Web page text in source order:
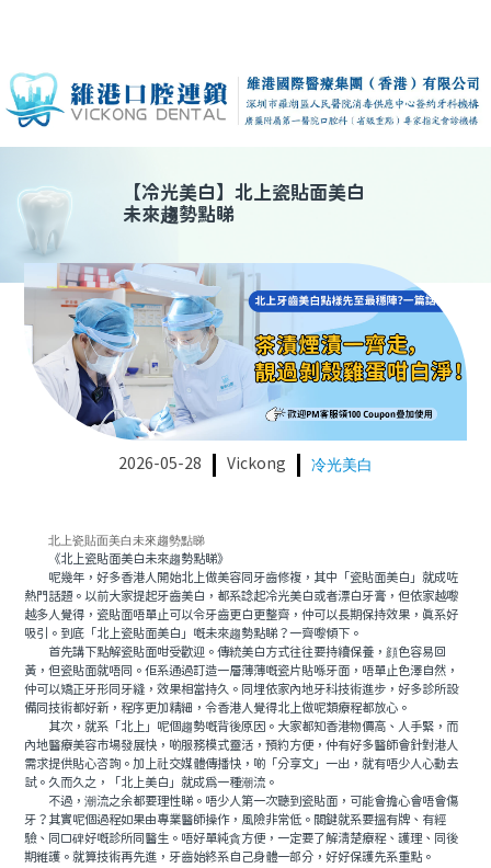
【冷光美白】 北上瓷貼面美白
未來趨勢點睇
2026-05-28 Vickong 冷光美白
北上瓷貼面美白未來趨勢點睇
《北上瓷貼面美白未來趨勢點睇》
呢幾年，好多香港人開始北上做美容同牙齒修複，其中「瓷貼面美白」就成咗
熱門話題。以前大家提起牙齒美白，都系諗起冷光美白或者漂白牙膏，但依家越嚟
越多人覺得，瓷貼面唔單止可以令牙齒更白更整齊，仲可以長期保持效果，真系好
吸引。到底「北上瓷貼面美白」嘅未來趨勢點睇？一齊嚟傾下。
首先講下點解瓷貼面咁受歡迎。傳統美白方式往往要持續保養，顔色容易回
黃，但瓷貼面就唔同。佢系通過訂造一層薄薄嘅瓷片貼喺牙面，唔單止色澤自然，
仲可以矯正牙形同牙縫，效果相當持久。同埋依家內地牙科技術進步，好多診所設
備同技術都好新，程序更加精細，令香港人覺得北上做呢類療程都放心。
其次，就系「北上」呢個趨勢嘅背後原因。大家都知香港物價高、人手緊，而
內地醫療美容市場發展快，啲服務模式靈活，預約方便，仲有好多醫師會針對港人
需求提供貼心咨詢。加上社交媒體傳播快，啲「分享文」一出，就有唔少人心動去
試。久而久之，「北上美白」就成爲一種潮流。
不過，潮流之余都要理性睇。唔少人第一次聽到瓷貼面，可能會擔心會唔會傷
牙？其實呢個過程如果由專業醫師操作，風險非常低。關鍵就系要搵有牌、有經
驗、同口碑好嘅診所同醫生。唔好單純貪方便，一定要了解清楚療程、護理、同後
期維護。就算技術再先進，牙齒始終系自己身體一部分，好好保護先系重點。